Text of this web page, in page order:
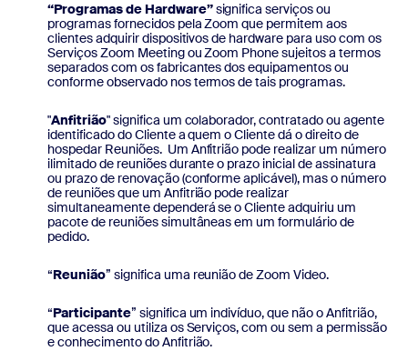
“Programas de Hardware”significa serviços ou
programas fornecidos pela Zoom que permitem aos
clientes adquirir dispositivos de hardware para uso com os
Serviços Zoom Meeting ou Zoom Phone sujeitos a termos
separados com os fabricantes dos equipamentos ou
conforme observado nos termos de tais programas.
"Anfitrião" significa um colaborador, contratado ou agente
identificado do Cliente a quem o Cliente dá o direito de
hospedar Reuniões. Um Anfitrião pode realizar um número
ilimitado de reuniões durante o prazo inicial de assinatura
ou prazo de renovação (conforme aplicável), mas o número
de reuniões que um Anfitrião pode realizar
simultaneamente dependerá se o Cliente adquiriu um
pacote de reuniões simultâneas em um formulário de
pedido.
“Reunião” significa uma reunião de Zoom Video.
“Participante” significa um indivíduo, que não o Anfitrião,
que acessa ou utiliza os Serviços, com ou sem a permissão
e conhecimento do Anfitrião.